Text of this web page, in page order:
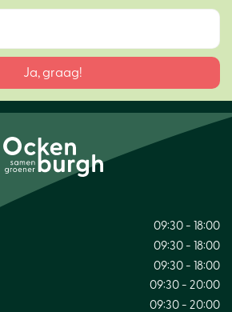
09:30 - 18:00
09:30 - 18:00
09:30 - 18:00
09:30 - 20:00
09:30 - 20:00